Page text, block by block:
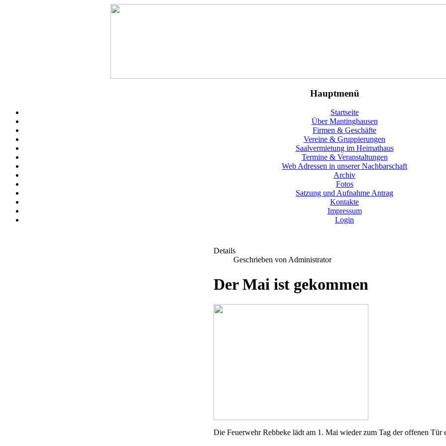
Hauptmenü
Startseite
Über Mantinghausen
Firmen & Geschäfte
Vereine & Gruppierungen
Saalvermietung im Heimathaus
Termine & Veranstaltungen
Web Adressen in unserer Nachbarschaft
Archiv
Fotos
Satzung und Aufnahme Antrag
Kontakte
Impressum
Login
Details
Geschrieben von Administrator
Der Mai ist gekommen
Die Feuerwehr Rebbeke lädt am 1. Mai wieder zum Tag der offenen Tür